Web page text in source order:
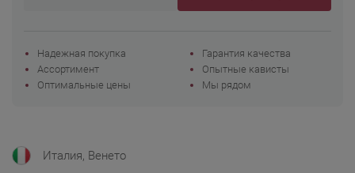
Италия, Венето
Надежная покупка
Гарантия качества
Ассортимент
Опытные кависты
Оптимальные цены
Мы рядом